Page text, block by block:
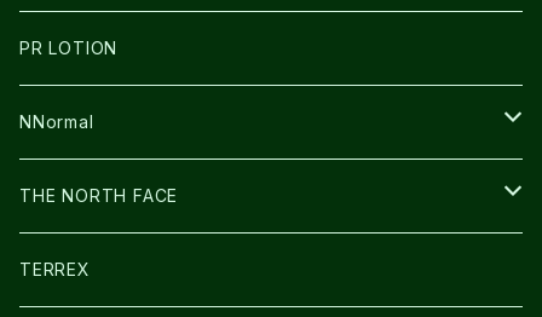
BOOKMAN
PR LOTION
FUSION
ULTIMATE DIRECTION
CARL HOERECKE
SHOES
BAG
WEAR
その他GOODS
PR LOTION
NNormal
SHOES
WEAR
THE NORTH FACE
SHOES
TERREX